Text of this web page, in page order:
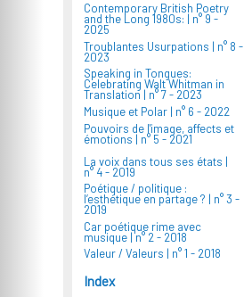
Contemporary British Poetry
and the Long 1980s: | n° 9 -
2025
Troublantes Usurpations | n° 8 -
2023
Speaking in Tongues:
Celebrating Walt Whitman in
Translation | n° 7 - 2023
Musique et Polar | n° 6 - 2022
Pouvoirs de l'image, affects et
émotions | n° 5 - 2021
La voix dans tous ses états |
n° 4 - 2019
Poétique / politique :
l’esthétique en partage ? | n° 3 -
2019
Car poétique rime avec
musique |n° 2 - 2018
Valeur / Valeurs | n° 1 - 2018
Index